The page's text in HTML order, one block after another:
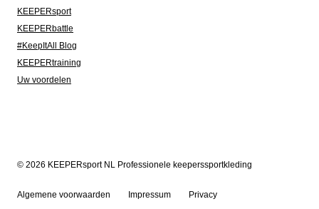
KEEPERsport
KEEPERbattle
#KeepItAll Blog
KEEPERtraining
Uw voordelen
© 2026 KEEPERsport NL Professionele keeperssportkleding
Algemene voorwaarden Impressum Privacy